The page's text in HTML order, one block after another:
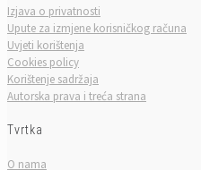
Izjava o privatnosti
Upute za izmjene korisničkog računa
Uvjeti korištenja
Cookies policy
Korištenje sadržaja
Autorska prava i treća strana
Tvrtka
O nama